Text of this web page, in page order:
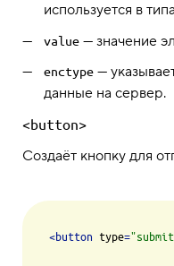
используется в
value — значение
enctype —
данные на сервер.
<button>
Создаёт кнопку для
<button type=